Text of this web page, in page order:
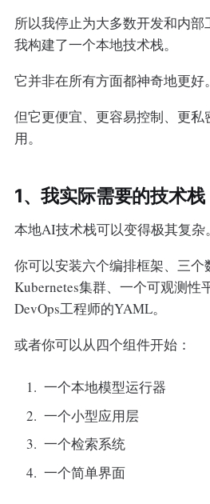
所以我停止为大多数开发和内部
我构建了一个本地技术栈。
它并非在所有方面都神奇地更好。
但它更便宜、更容易控制、更
用。
1、我实际需要的技术栈
本地AI技术栈可以变得极其复杂。
你可以安装六个编排框架、三个
Kubernetes集群、一个可观测性
DevOps工程师的YAML。
或者你可以从四个组件开始：
一个本地模型运行器
一个小型应用层
一个检索系统
一个简单界面